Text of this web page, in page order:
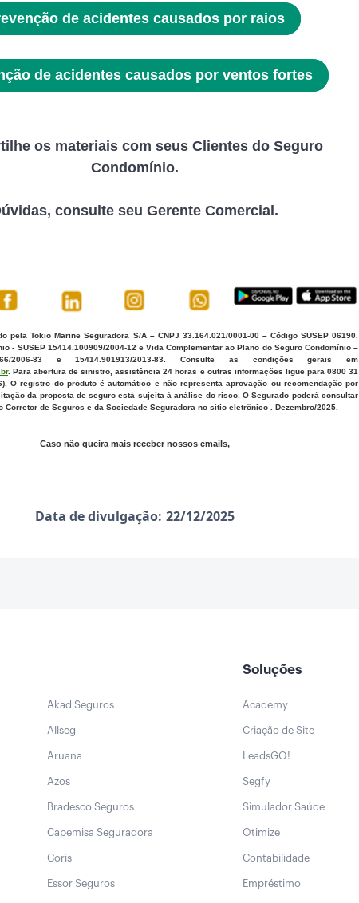
de acidentes causados por raios
de acidentes causados por ventos fortes
os materiais com seus Clientes do Seguro
Condomínio.
consulte seu Gerente Comercial.
pela Tokio Marine Seguradora S/A – CNPJ 33.164.021/0001-00 – Código SUSEP 06190.
- SUSEP 15414.100909/2004-12 e Vida Complementar ao Plano do Seguro Condomínio –
2006-83 e 15414.901913/2013-83. Consulte as condições gerais em
. Para abertura de sinistro, assistência 24 horas e outras informações ligue para 0800 31
O registro do produto é automático e não representa aprovação ou recomendação por
da proposta de seguro está sujeita à análise do risco. O Segurado poderá consultar
Corretor de Seguros e da Sociedade Seguradora no sítio eletrônico . Dezembro/2025.
Caso não queira mais receber nossos emails,
Data de divulgação: 22/12/2025
Akad Seguros
Allseg
Aruana
Azos
Bradesco Seguros
Capemisa Seguradora
Coris
Essor Seguros
Soluções
Academy
Criação de Site
LeadsGO!
Segfy
Simulador Saúde
Otimize
Contabilidade
Empréstimo